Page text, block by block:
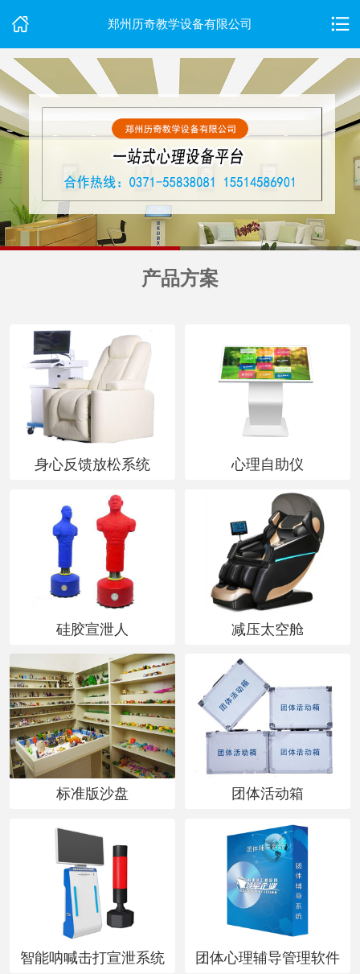
郑州历奇教学设备有限公司
首
页
我
们
中
心
销
商
认
证
心
理
产品方案
身心反馈放松系统 心理自助仪
硅胶宣泄人 减压太空舱
标准版沙盘 团体活动箱
智能呐喊击打宣泄系统 团体心理辅导管理软件